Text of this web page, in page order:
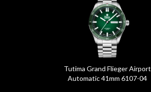
Tutima Grand Flieger Airport
Automatic 41mm 6107-04